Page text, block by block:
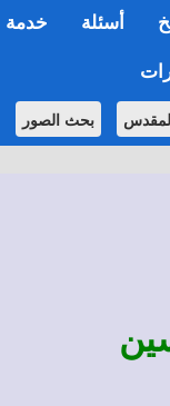
أسئلة خدمة
بحث الصور